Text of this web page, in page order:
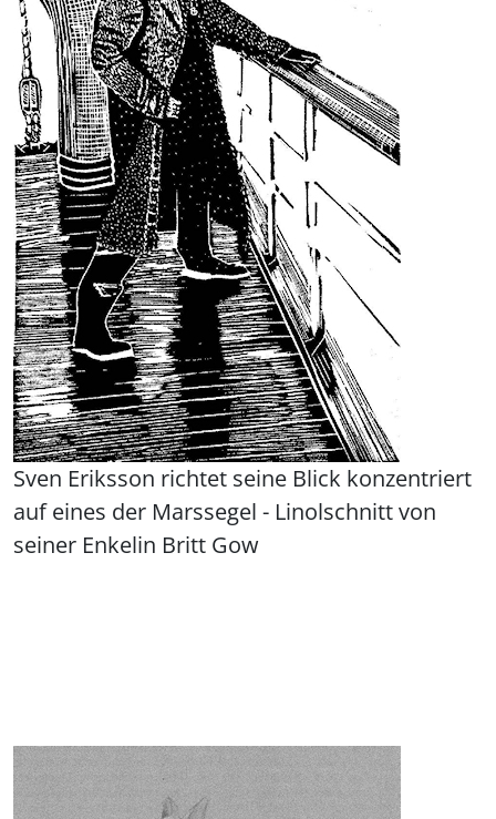
Sven Eriksson richtet seine Blick konzentriert
auf eines der Marssegel - Linolschnitt von
seiner Enkelin Britt Gow